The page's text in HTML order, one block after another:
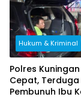
Hukum & Kriminal
Polres
Cepat, Terduga
Pembunuh Ibu